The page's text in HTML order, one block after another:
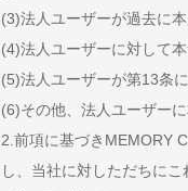
(3)法人ユーザーが過去に
(4)法人ユーザーに対して
(5)法人ユーザーが第13条
(6)その他、法人ユーザー
2.前項に基づきMEMORY
し、当社に対しただちに